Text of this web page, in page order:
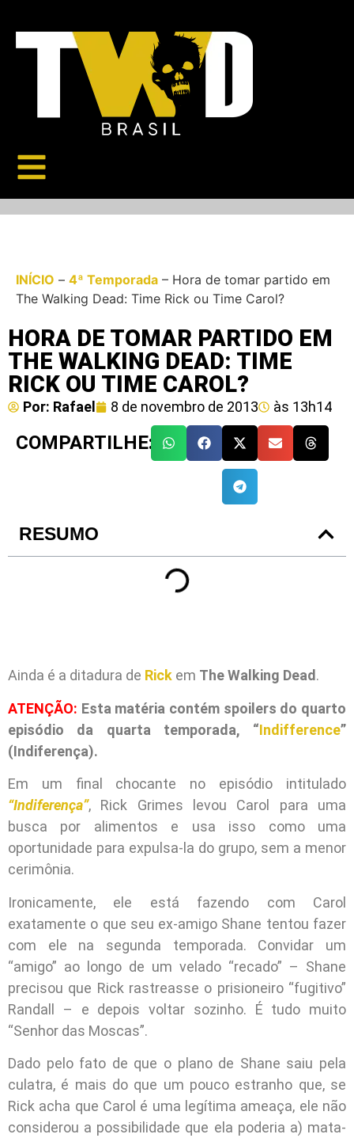
INÍCIO – 4ª Temporada – Hora de tomar partido em
The Walking Dead: Time Rick ou Time Carol?
HORA DE TOMAR PARTIDO EM
THE WALKING DEAD: TIME
RICK OU TIME CAROL?
Por: Rafael 8 de novembro de 2013 às 13h14
COMPARTILHE:
RESUMO
Ainda é a ditadura de Rick em The Walking Dead.
ATENÇÃO: Esta matéria contém spoilers do quarto
episódio da quarta temporada, “Indifference”
(Indiferença).
Em um final chocante no episódio intitulado
“Indiferença”, Rick Grimes levou Carol para uma
busca por alimentos e usa isso como uma
oportunidade para expulsa-la do grupo, sem a menor
cerimônia.
Ironicamente, ele está fazendo com Carol
exatamente o que seu ex-amigo Shane tentou fazer
com ele na segunda temporada. Convidar um
“amigo” ao longo de um velado “recado” – Shane
precisou que Rick rastreasse o prisioneiro “fugitivo”
Randall – e depois voltar sozinho. É tudo muito
“Senhor das Moscas”.
Dado pelo fato de que o plano de Shane saiu pela
culatra, é mais do que um pouco estranho que, se
Rick acha que Carol é uma legítima ameaça, ele não
considerou a possibilidade que ela poderia a) mata-